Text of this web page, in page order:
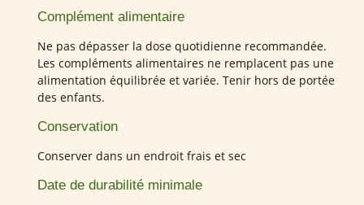
Complément alimentaire
Ne pas dépasser la dose quotidienne recommandée.
Les compléments alimentaires ne remplacent pas une
alimentation équilibrée et variée. Tenir hors de portée
des enfants.
Conservation
Conserver dans un endroit frais et sec
Date de durabilité minimale